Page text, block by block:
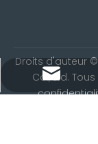
Droits d'auteur ©
Co., Ltd.